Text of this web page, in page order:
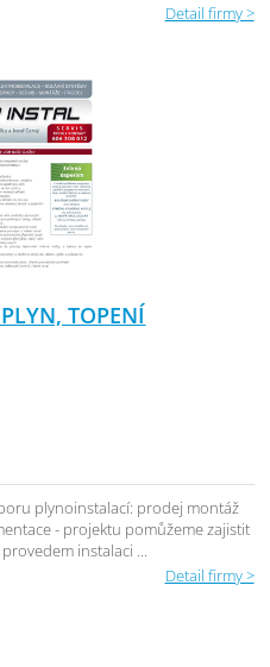
Detail firmy >
TOPENÍ
plynoinstalací: prodej montáž
- projektu pomůžeme zajistit
instalaci ...
Detail firmy >